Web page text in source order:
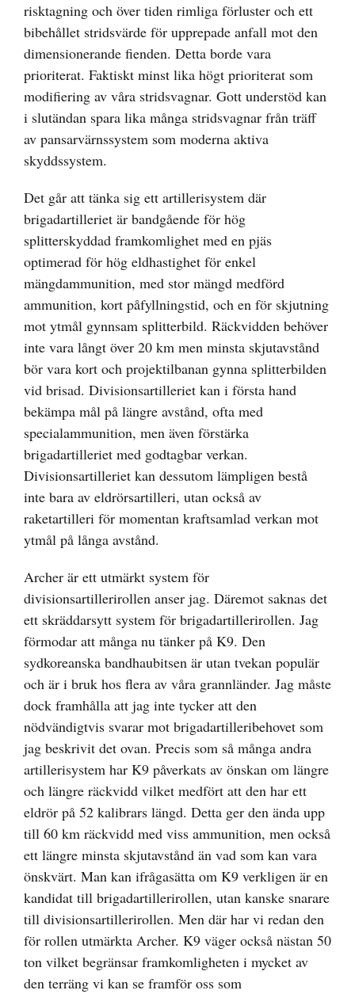
risktagning och över tiden rimliga förluster och ett
bibehållet stridsvärde för upprepade anfall mot den
dimensionerande fienden. Detta borde vara
prioriterat. Faktiskt minst lika högt prioriterat som
modifiering av våra stridsvagnar. Gott understöd kan
i slutändan spara lika många stridsvagnar från träff
av pansarvärnssystem som moderna aktiva
skyddssystem.
Det går att tänka sig ett artillerisystem där
brigadartilleriet är bandgående för hög
splitterskyddad framkomlighet med en pjäs
optimerad för hög eldhastighet för enkel
mängdammunition, med stor mängd medförd
ammunition, kort påfyllningstid, och en för skjutning
mot ytmål gynnsam splitterbild. Räckvidden behöver
inte vara långt över 20 km men minsta skjutavstånd
bör vara kort och projektilbanan gynna splitterbilden
vid brisad. Divisionsartilleriet kan i första hand
bekämpa mål på längre avstånd, ofta med
specialammunition, men även förstärka
brigadartilleriet med godtagbar verkan.
Divisionsartilleriet kan dessutom lämpligen bestå
inte bara av eldrörsartilleri, utan också av
raketartilleri för momentan kraftsamlad verkan mot
ytmål på långa avstånd.
Archer är ett utmärkt system för
divisionsartillerirollen anser jag. Däremot saknas det
ett skräddarsytt system för brigadartillerirollen. Jag
förmodar att många nu tänker på K9. Den
sydkoreanska bandhaubitsen är utan tvekan populär
och är i bruk hos flera av våra grannländer. Jag måste
dock framhålla att jag inte tycker att den
nödvändigtvis svarar mot brigadartilleribehovet som
jag beskrivit det ovan. Precis som så många andra
artillerisystem har K9 påverkats av önskan om längre
och längre räckvidd vilket medfört att den har ett
eldrör på 52 kalibrars längd. Detta ger den ända upp
till 60 km räckvidd med viss ammunition, men också
ett längre minsta skjutavstånd än vad som kan vara
önskvärt. Man kan ifrågasätta om K9 verkligen är en
kandidat till brigadartillerirollen, utan kanske snarare
till divisionsartillerirollen. Men där har vi redan den
för rollen utmärkta Archer. K9 väger också nästan 50
ton vilket begränsar framkomligheten i mycket av
den terräng vi kan se framför oss som